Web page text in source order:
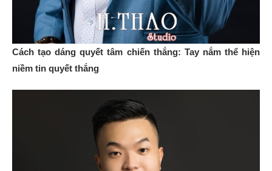
Cách tạo dáng quyết tâm chiến thắng: Tay nắm thể hiện
niềm tin quyết thắng